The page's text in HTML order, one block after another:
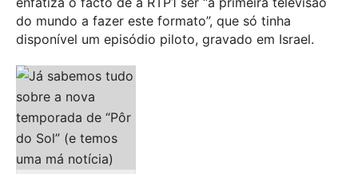
do mundo a fazer este formato”, que só tinha
disponível um episódio piloto, gravado em Israel.